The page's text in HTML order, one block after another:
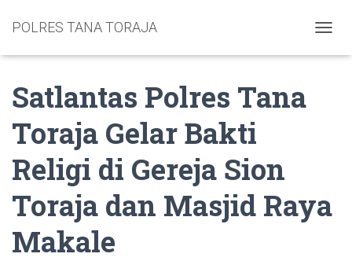
POLRES TANA TORAJA
Satlantas Polres Tana
Toraja Gelar Bakti
Religi di Gereja Sion
Toraja dan Masjid Raya
Makale